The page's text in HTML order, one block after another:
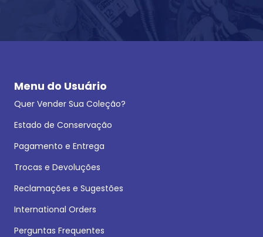
Menu do Usuário
Quer Vender Sua Coleção?
Estado de Conservação
Pagamento e Entrega
Trocas e Devoluções
Reclamações e Sugestões
International Orders
Perguntas Frequentes